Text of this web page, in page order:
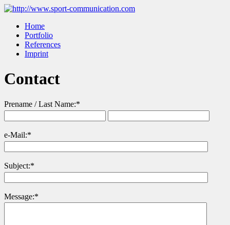
Home
Portfolio
References
Imprint
Contact
Prename / Last Name:*
e-Mail:*
Subject:*
Message:*